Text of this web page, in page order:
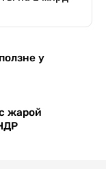
у
жарой